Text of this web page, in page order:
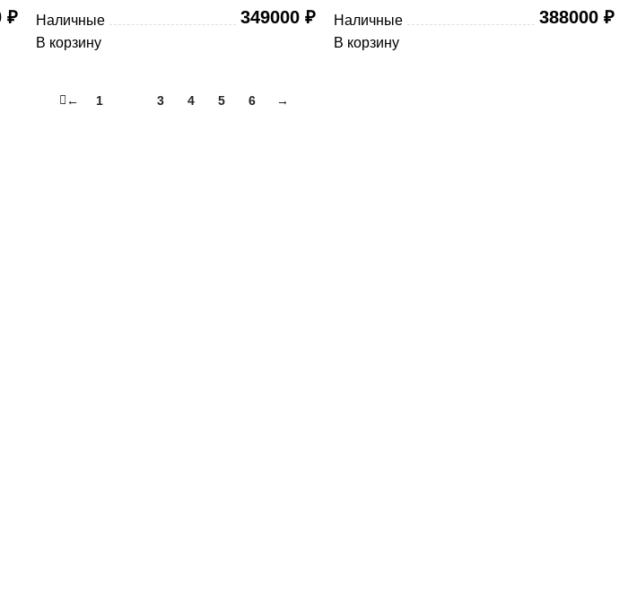
₽
Наличные
349000₽
В корзину
Наличные
388000 ₽
В корзину
← 1 3 4 5 6 →